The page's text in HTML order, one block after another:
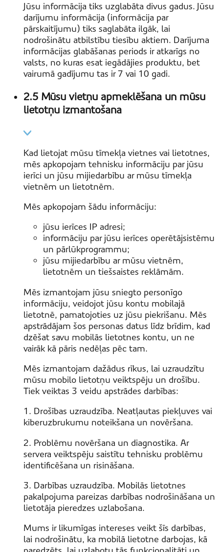
Jūsu informācija tiks uzglabāta divus gadus. Jūsu
darījumu informācija (informācija par
pārskaitījumu) tiks saglabāta ilgāk, lai
nodrošinātu atbilstību tiesību aktiem. Darījuma
informācijas glabāšanas periods ir atkarīgs no
valsts, no kuras esat iegādājies produktu, bet
vairumā gadījumu tas ir 7 vai 10 gadi.
2.5 Mūsu vietņu apmeklēšana un mūsu
lietotņu izmantošana
Kad lietojat mūsu tīmekļa vietnes vai lietotnes,
mēs apkopojam tehnisku informāciju par jūsu
ierīci un jūsu mijiedarbību ar mūsu tīmekļa
vietnēm un lietotnēm.
Mēs apkopojam šādu informāciju:
jūsu ierīces IP adresi;
informāciju par jūsu ierīces operētājsistēmu
un pārlūkprogrammu;
jūsu mijiedarbību ar mūsu vietnēm,
lietotnēm un tiešsaistes reklāmām.
Mēs izmantojam jūsu sniegto personīgo
informāciju, veidojot jūsu kontu mobilajā
lietotnē, pamatojoties uz jūsu piekrišanu. Mēs
apstrādājam šos personas datus līdz brīdim, kad
dzēšat savu mobilās lietotnes kontu, un ne
vairāk kā pāris nedēļas pēc tam.
Mēs izmantojam dažādus rīkus, lai uzraudzītu
mūsu mobilo lietotņu veiktspēju un drošību.
Tiek veiktas 3 veidu apstrādes darbības:
1. Drošības uzraudzība. Neatļautas piekļuves vai
kiberuzbrukumu noteikšana un novēršana.
2. Problēmu novēršana un diagnostika. Ar
servera veiktspēju saistītu tehnisku problēmu
identificēšana un risināšana.
3. Darbības uzraudzība. Mobilās lietotnes
pakalpojuma pareizas darbības nodrošināšana un
lietotāja pieredzes uzlabošana.
Mums ir likumīgas intereses veikt šīs darbības,
lai nodrošinātu, ka mobilā lietotne darbojas, kā